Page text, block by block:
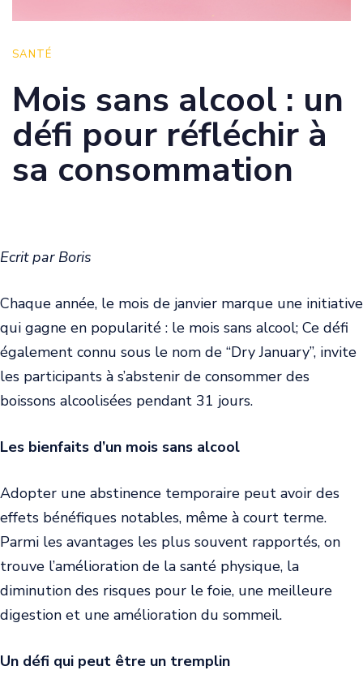
SANTÉ
Mois sans alcool : un
défi pour réfléchir à
sa consommation
Ecrit par Boris
Chaque année, le mois de janvier marque une initiative
qui gagne en popularité : le mois sans alcool; Ce défi
également connu sous le nom de “Dry January”, invite
les participants à s’abstenir de consommer des
boissons alcoolisées pendant 31 jours.
Les bienfaits d’un mois sans alcool
Adopter une abstinence temporaire peut avoir des
effets bénéfiques notables, même à court terme.
Parmi les avantages les plus souvent rapportés, on
trouve l’amélioration de la santé physique, la
diminution des risques pour le foie, une meilleure
digestion et une amélioration du sommeil.
Un défi qui peut être un tremplin